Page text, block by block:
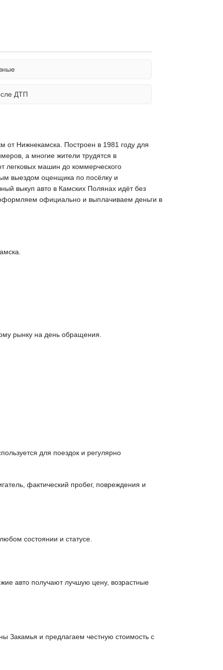
ДТП
от Нижнекамска. Построен в 1981 году для
а многие жители трудятся в
легковых машин до коммерческого
выездом оценщика по посёлку и
выкуп авто в Камских Полянах идёт без
официально и выплачиваем деньги в
рынку на день обращения.
для поездок и регулярно
фактический пробег, повреждения и
состоянии и статусе.
авто получают лучшую цену, возрастные
Закамья и предлагаем честную стоимость с